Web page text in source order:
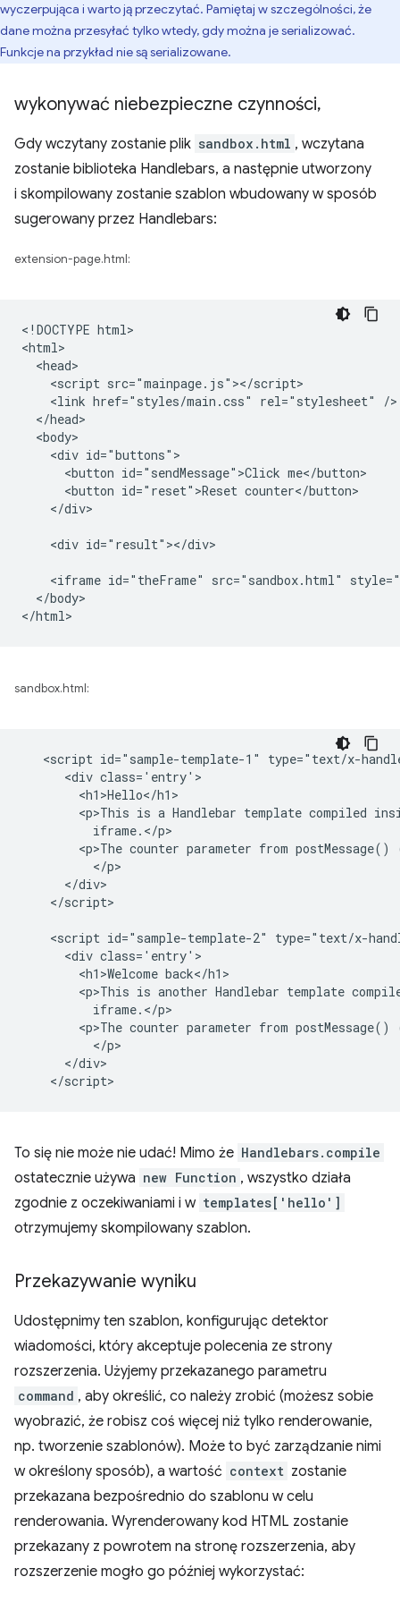
wyczerpująca i warto ją przeczytać. Pamiętaj w szczególności, że
dane można przesyłać tylko wtedy, gdy można je serializować.
Funkcje na przykład nie są serializowane.
wykonywać niebezpieczne czynności,
Gdy wczytany zostanie plik sandbox.html , wczytana
zostanie biblioteka Handlebars, a następnie utworzony
i skompilowany zostanie szablon wbudowany w sposób
sugerowany przez Handlebars:
extension-page.html:
<!DOCTYPE html>
<html>
  <head>
    <script src="mainpage.js"></script>
    <link href="styles/main.css" rel="stylesheet" />
  </head>
  <body>
    <div id="buttons">
      <button id="sendMessage">Click me</button>
      <button id="reset">Reset counter</button>
    </div>
    <div id="result"></div>
<iframe id="theFrame" src="sandbox.html"
  </body>
sandbox.html:
<script id="sample-template-1" type="text/x-
      <div class='entry'>
        <h1>Hello</h1>
<p>This is a Handlebar template compiled
          iframe.</p>
<p>The counter parameter from postMessage()
          </p>
      </div>
    </script>
<script id="sample-template-2" type="text/x-
      <div class='entry'>
        <h1>Welcome back</h1>
<p>This is another Handlebar template
          iframe.</p>
<p>The counter parameter from postMessage()
          </p>
      </div>
To się nie może nie udać! Mimo że Handlebars.compile
ostatecznie używa new Function , wszystko działa
zgodnie z oczekiwaniami i w templates['hello']
otrzymujemy skompilowany szablon.
Przekazywanie wyniku
Udostępnimy ten szablon, konfigurując detektor
wiadomości, który akceptuje polecenia ze strony
rozszerzenia. Użyjemy przekazanego parametru
command , aby określić, co należy zrobić (możesz sobie
wyobrazić, że robisz coś więcej niż tylko renderowanie,
np. tworzenie szablonów). Może to być zarządzanie nimi
w określony sposób), a wartość context zostanie
przekazana bezpośrednio do szablonu w celu
renderowania. Wyrenderowany kod HTML zostanie
przekazany z powrotem na stronę rozszerzenia, aby
rozszerzenie mogło go później wykorzystać: